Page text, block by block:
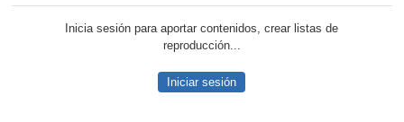
Inicia sesión para aportar contenidos, crear listas de
reproducción...
Iniciar sesión